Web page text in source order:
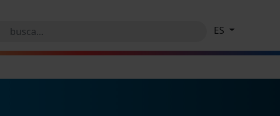
ES